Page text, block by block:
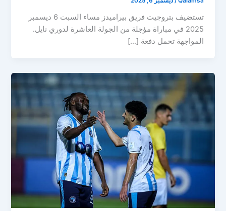
تستضيف بتروجيت فريق بيراميدز مساء السبت 6 ديسمبر
2025 في مباراة مؤجلة من الجولة العاشرة لدوري نايل.
المواجهة تحمل دفعة […]